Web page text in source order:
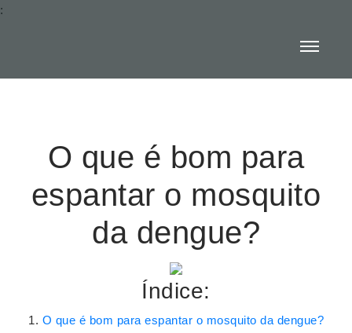
:
O que é bom para
espantar o mosquito
da dengue?
Índice:
O que é bom para espantar o mosquito da dengue?